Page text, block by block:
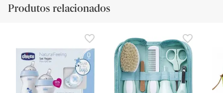
Produtos relacionados